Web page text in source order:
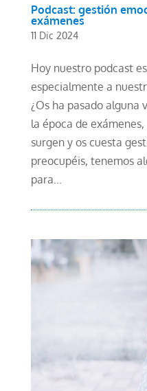
Podcast: gestión
exámenes
11 Dic 2024
Hoy nuestro podcast
especialmente a
¿Os ha pasado alguna
la época de
surgen y os cuesta
preocupéis, tenemos
para...